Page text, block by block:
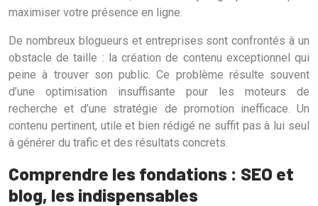
maximiser votre présence en ligne.
De nombreux blogueurs et entreprises sont confrontés à un
obstacle de taille : la création de contenu exceptionnel qui
peine à trouver son public. Ce problème résulte souvent
d’une optimisation insuffisante pour les moteurs de
recherche et d’une stratégie de promotion inefficace. Un
contenu pertinent, utile et bien rédigé ne suffit pas à lui seul
à générer du trafic et des résultats concrets.
Comprendre les fondations : SEO et
blog, les indispensables